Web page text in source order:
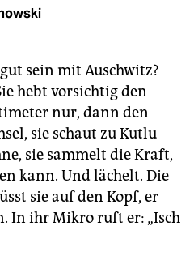
sein mit Auschwitz?
hebt vorsichtig den
nur, dann den
sie schaut zu Kutlu
sie sammelt die Kraft,
kann. Und lächelt. Die
sie auf den Kopf, er
In ihr Mikro ruft er: „Isch